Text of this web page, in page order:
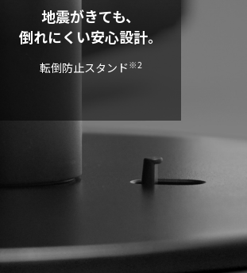
地震がきても、
倒れにくい安心設計。
転倒防止スタンド ※2